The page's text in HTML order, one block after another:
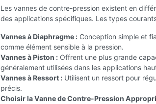
Les vannes de contre-pression existent en
des applications spécifiques. Les types
Vannes à Diaphragme : Conception simple et
comme élément sensible à la pression.
Vannes à Piston : Offrent une plus grande
généralement utilisées dans les applications
Vannes à Ressort : Utilisent un ressort pour
précis.
Choisir la Vanne de Contre-Pression